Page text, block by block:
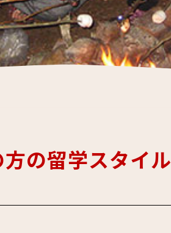
方の留学スタイル